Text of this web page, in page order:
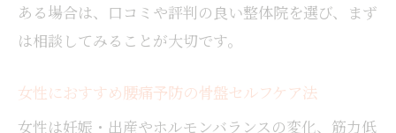
ある場合は、口コミや評判の良い整体院を選び、まず
は相談してみることが大切です。
女性におすすめ腰痛予防の骨盤セルフケア法
女性は妊娠・出産やホルモンバランスの変化、筋力低